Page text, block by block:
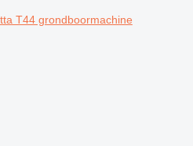
T44 grondboormachine